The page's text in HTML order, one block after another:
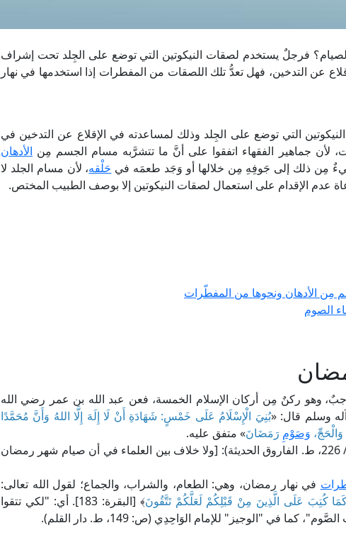
فرجلٌ يستخدم لصقات النيكوتين التي توضع على الجِلد تحت إشراف
عن التدخين، فهل تعدُّ تلك اللصقات من المفطرات إذا استخدمها في نهار
التي توضع على الجِلد وذلك لمساعدته في الإقلاع عن التدخين في
لأن جماهير الفقهاء اتفقوا على أنَّ ما تتشرَّبه مسام الجسم مِن الأدهان
مِن ذلك إلى جَوفِهِ مِن خلالها أو وَجَد طعمَه في حَلْقه، لأن مسام الجلد لا
عدم الإقدام على استعمال لصقات النيكوتين إلا بوصف الطبيب المختص.
مِن الأدهان ونحوها من المفطّرات
الصوم
وهو ركنٌ مِن أركان الإسلام الخمسة، فعن عبد الله بن عمر رضي الله
وسلم قال: «بُنِيَ الْإِسْلَامُ عَلَى خَمْسٍ: شَهَادَةِ أَنْ لَا إِلَهَ إِلَّا اللهُ وَأَنَّ مُحَمَّدًا
وَصَوْمِ رَمَضَانَ» متفق عليه.
قال الإمام ابن القَطَّان في "الإقناع" (1/ 226، ط. الفاروق الحديثة): [ولا خلاف بين العلماء في أن صيام شهر رمضان
في نهار رمضان، وهي: الطعام، والشراب، والجماع؛ لقول الله تعالى:
كَمَا كُتِبَ عَلَى الَّذِينَ مِنْ قَبْلِكُمْ لَعَلَّكُمْ تَتَّقُونَ
﴾ [البقرة: 183]. أي: "لكي تتقوا
في "الوجيز" للإمام الوَاحِدِي (ص: 149، ط. دار القلم).